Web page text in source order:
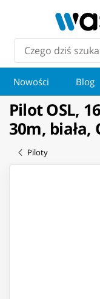
Nowości Blog
Pilot OSL,
30m, biała,
Piloty